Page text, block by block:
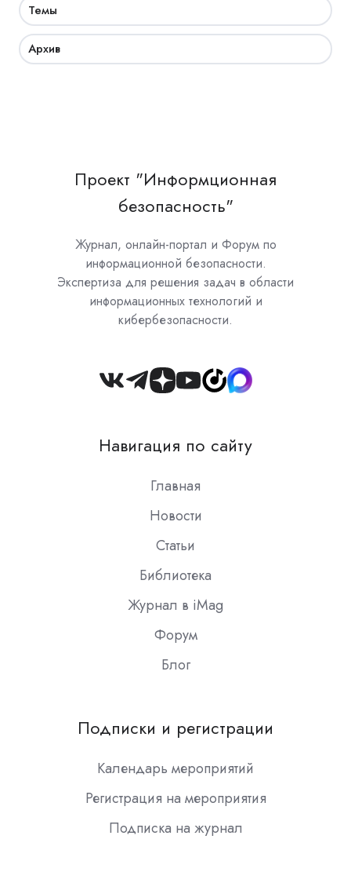
Темы
Архив
Проект "Информционная
безопасность"
Журнал, онлайн-портал и Форум по
информационной безопасности.
Экспертиза для решения задач в области
информационных технологий и
кибербезопасности.
Join
Slack
Навигация по сайту
Главная
Новости
Статьи
Библиотека
Журнал в iMag
Форум
Блог
Подписки и регистрации
Календарь мероприятий
Регистрация на мероприятия
Подписка на журнал